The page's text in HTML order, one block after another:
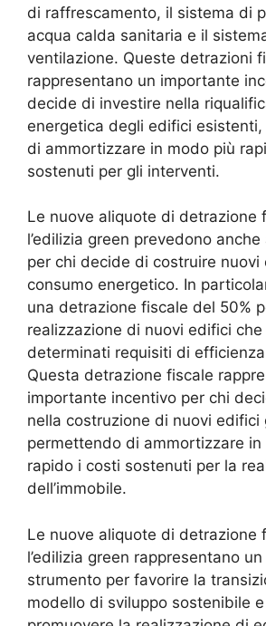
di raffrescamento, il sistema di
acqua calda sanitaria e il
ventilazione. Queste detrazioni
rappresentano un importante
decide di investire nella
energetica degli edifici
di ammortizzare in modo più
sostenuti per gli interventi.
Le nuove aliquote di detrazione
l’edilizia green prevedono
per chi decide di costruire
consumo energetico. In
una detrazione fiscale del 50%
realizzazione di nuovi edifici
determinati requisiti di
Questa detrazione fiscale
importante incentivo per chi
nella costruzione di nuovi edifici
permettendo di ammortizzare in
rapido i costi sostenuti per la
dell’immobile.
Le nuove aliquote di detrazione
l’edilizia green rappresentano
strumento per favorire la
modello di sviluppo sostenibile